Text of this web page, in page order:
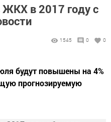
в 2017 году с
1545 0 0
будут повышены на 4%
прогнозируемую